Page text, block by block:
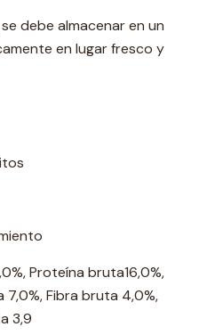
debe almacenar en un
en lugar fresco y
Proteína bruta16,0%,
7,0%, Fibra bruta 4,0%,
3,9